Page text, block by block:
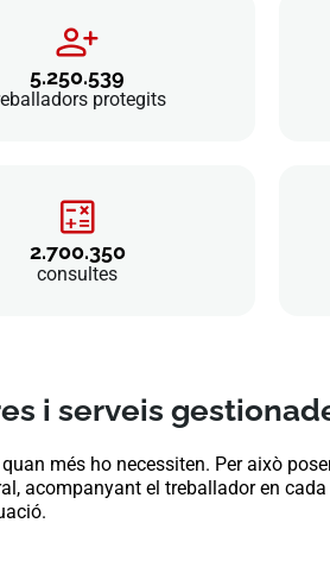
5.250.539
protegits
2.700.350
consultes
i serveis
més ho necessiten. Per això
acompanyant el treballador en